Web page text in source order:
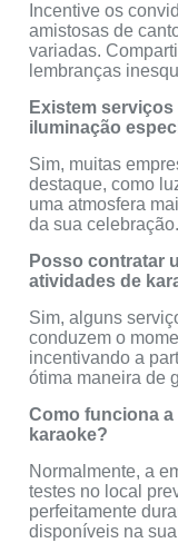
Incentive os
amistosas de
variadas.
lembranças
Existem
iluminação
Sim, muitas
destaque, como
uma atmosfera
da sua celebração.
Posso contratar
atividades de
Sim, alguns
conduzem o
incentivando a
ótima maneira de
Como funciona
karaoke?
Normalmente, a
testes no local
perfeitamente
disponíveis na